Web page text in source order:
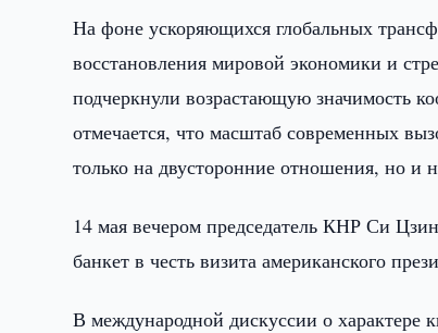
На фоне ускоряющихся глобальных
восстановления мировой экономики и
подчеркнули возрастающую значимость
отмечается, что масштаб современных
только на двусторонние отношения, но и
14 мая вечером председатель КНР Си
банкет в честь визита американского
В международной дискуссии о